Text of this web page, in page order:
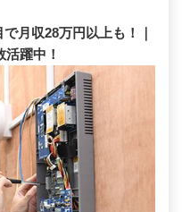
月収28万円以上も！｜
躍中！